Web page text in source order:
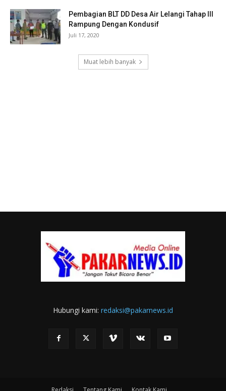
Pembagian BLT DD Desa Air Lelangi Tahap III
Rampung Dengan Kondusif
Juli 17, 2020
Muat lebih banyak
Hubungi kami: redaksi@pakarnews.id